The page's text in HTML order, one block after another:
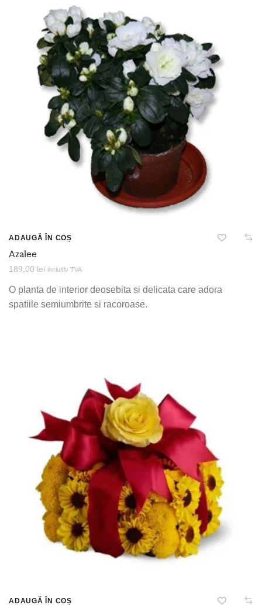
ADAUGĂ ÎN COȘ
Azalee
189,00 lei inclusiv TVA
O planta de interior deosebita si delicata care adora
spatiile semiumbrite si racoroase.
ADAUGĂ ÎN COȘ